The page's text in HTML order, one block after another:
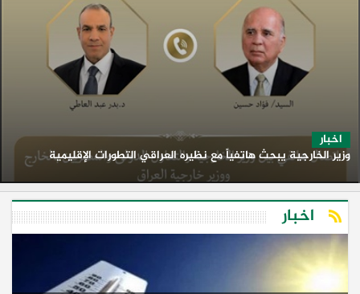
اخبار
وزير الخارجية يبحث هاتفياً مع نظيره العراقي التطورات الإقليمية
اخبار